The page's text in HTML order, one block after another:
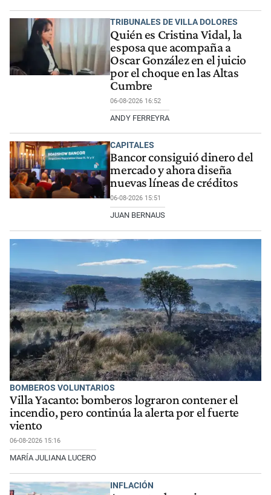
TRIBUNALES DE VILLA DOLORES
Quién es Cristina Vidal, la
esposa que acompaña a
Oscar González en el juicio
por el choque en las Altas
Cumbre
06-08-2026 16:52
ANDY FERREYRA
CAPITALES
Bancor consiguió dinero del
mercado y ahora diseña
nuevas líneas de créditos
06-08-2026 15:51
JUAN BERNAUS
BOMBEROS VOLUNTARIOS
Villa Yacanto: bomberos lograron contener el
incendio, pero continúa la alerta por el fuerte
viento
06-08-2026 15:16
MARÍA JULIANA LUCERO
INFLACIÓN